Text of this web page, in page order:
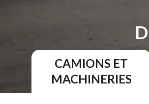
CAMIONS ET
MACHINERIES